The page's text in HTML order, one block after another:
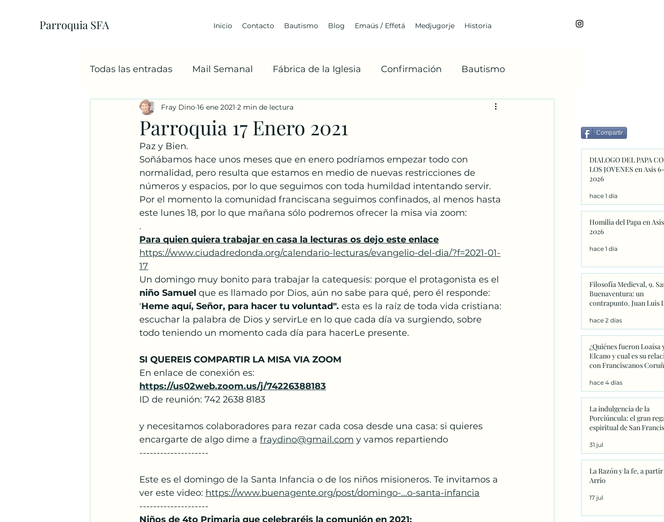
Parroquia SFA Inicio Contacto Bautismo Blog Emaús / Effetá Medjugorje Historia
Todas las entradas Mail Semanal Fábrica de la Iglesia Confirmación Bautismo
EcoParroquia 5+1 Cuaresma Franciscanismo
Sacramentos
Familia Navidad Misiones Franciscanas Robert Barron La Faba
Santos Franciscanos
Adoración
Parroquia 17 Enero 2021
Fray Dino 16 ene 2021 2 min de lectura
Paz y Bien.
Soñábamos hace unos meses que en enero podríamos empezar todo con
normalidad, pero resulta que estamos en medio de nuevas restricciones de
números y espacios, por lo que seguimos con toda humildad intentando servir.
Por el momento la comunidad franciscana seguimos confinados, al menos hasta
este lunes 18, por lo que mañana sólo podremos ofrecer la misa via zoom:
.
Para quien quiera trabajar en casa la lecturas os dejo este enlace
https://www.ciudadredonda.org/calendario-lecturas/evangelio-del-dia/?f=2021-01-
17
Un domingo muy bonito para trabajar la catequesis: porque el protagonista es el
niño Samuel que es llamado por Dios, aún no sabe para qué, pero él responde:
'Heme aquí, Señor, para hacer tu voluntad". esta es la raíz de toda vida cristiana:
escuchar la palabra de Dios y servirLe en lo que cada día va surgiendo, sobre
todo teniendo un momento cada día para hacerLe presente.
SI QUEREIS COMPARTIR LA MISA VIA ZOOM
En enlace de conexión es:
https://us02web.zoom.us/j/74226388183
ID de reunión: 742 2638 8183
y necesitamos colaboradores para rezar cada cosa desde una casa: si quieres
encargarte de algo dime a fraydino@gmail.com y vamos repartiendo
--------------------
Este es el domingo de la Santa Infancia o de los niños misioneros. Te invitamos a
ver este video: https://www.buenagente.org/post/domingo-...o-santa-infancia
--------------------
Niños de 4to Primaria que celebraréis la comunión en 2021:
Compartir
DIALOGO DEL PAPA
LOS JOVENES en Asis
2026
hace 1 día
Homilia del Papa en
2026
hace 1 día
Filosofía Medieval, 9.
Buenaventura: un
contrapunto. Juan Luis
hace 2 días
¿Quiénes fueron Loaísa
Elcano y cual es su
con Franciscanos
hace 4 días
La indulgencia de la
Porciúncula: el gran
espiritual de San
significado único
31 jul
La Razón y la fe, a
Arrio
17 jul